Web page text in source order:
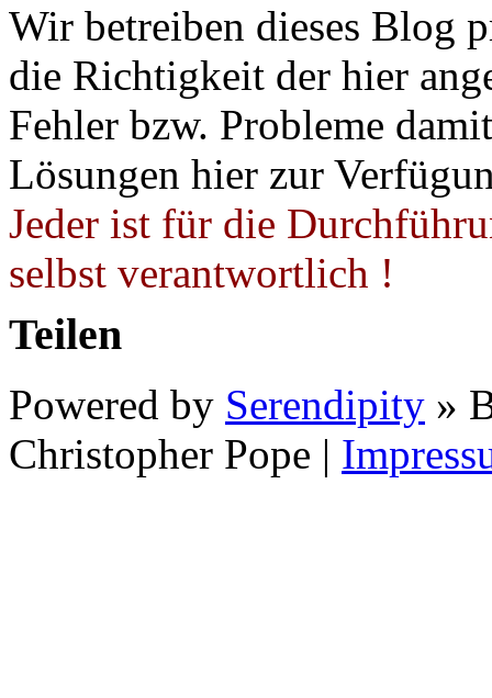
Wir betreiben dieses Blog
die Richtigkeit der hier
Fehler bzw. Probleme
Lösungen hier zur
Jeder ist für die
selbst verantwortlich !
Teilen
Powered by Serendipity »
Christopher Pope |